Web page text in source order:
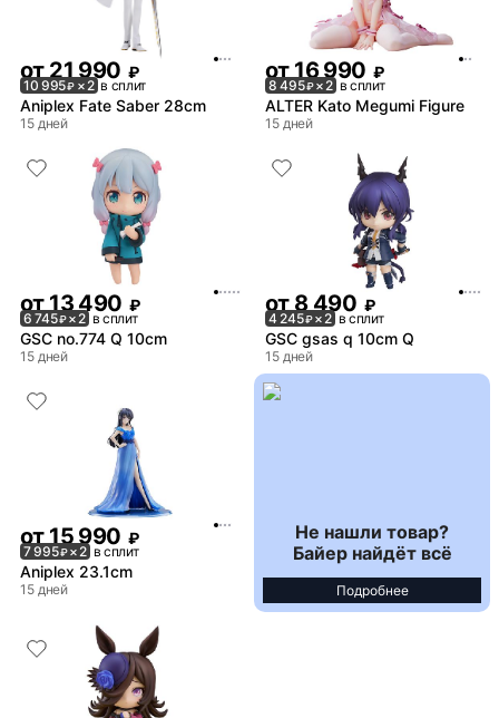
от21 990 ₽
10 995₽ × 2 в сплит
Aniplex Fate Saber 28cm
15 дней
от16 990 ₽
8 495₽× 2 в сплит
ALTER Kato Megumi Figure
15 дней
от13 490 ₽
6 745₽× 2 в сплит
GSC no.774 Q 10cm
15 дней
от8 490 ₽
4 245₽× 2 в сплит
GSC gsas q 10cm Q
15 дней
от 15 990 ₽
7 995₽× 2 в сплит
Aniplex 23.1cm
15 дней
Не нашли товар?
Байер найдёт всё
Подробнее